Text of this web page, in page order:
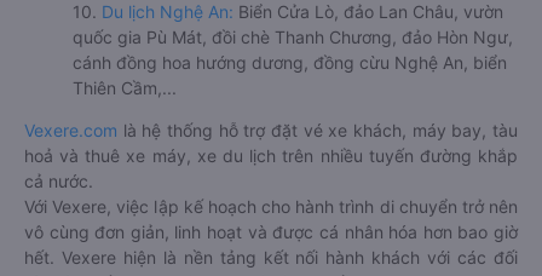
10. Du lịch Nghệ An: Biển Cửa Lò, đảo Lan Châu, vườn
quốc gia Pù Mát, đồi chè Thanh Chương, đảo Hòn Ngư,
cánh đồng hoa hướng dương, đồng cừu Nghệ An, biển
Thiên Cầm,...
Vexere.com là hệ thống hỗ trợ đặt vé xe khách, máy bay, tàu
hoả và thuê xe máy, xe du lịch trên nhiều tuyến đường khắp
cả nước.
Với Vexere, việc lập kế hoạch cho hành trình di chuyển trở nên
vô cùng đơn giản, linh hoạt và được cá nhân hóa hơn bao giờ
hết. Vexere hiện là nền tảng kết nối hành khách với các đối